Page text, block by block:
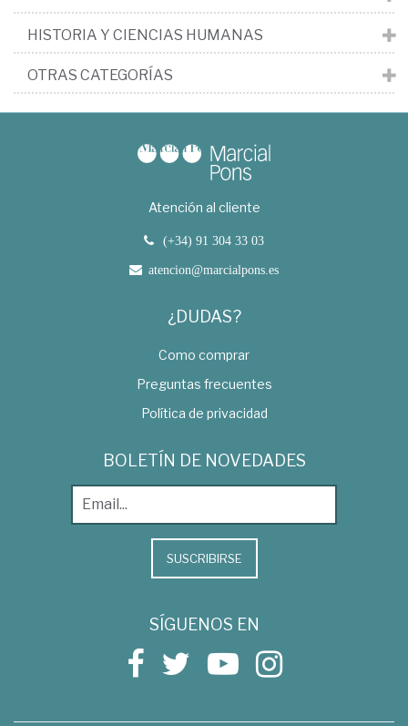
HISTORIA Y CIENCIAS HUMANAS
OTRAS CATEGORÍAS
Atención al cliente
(+34) 91 304 33 03
atencion@marcialpons.es
¿DUDAS?
Como comprar
Preguntas frecuentes
Política de privacidad
BOLETÍN DE NOVEDADES
SUSCRIBIRSE
SÍGUENOS EN